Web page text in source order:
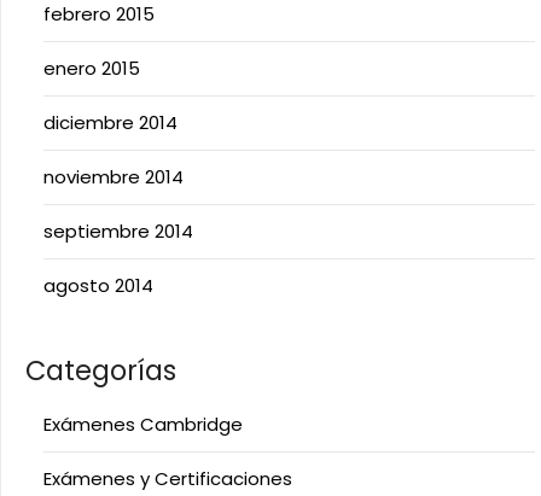
febrero 2015
enero 2015
diciembre 2014
noviembre 2014
septiembre 2014
agosto 2014
Categorías
Exámenes Cambridge
Exámenes y Certificaciones